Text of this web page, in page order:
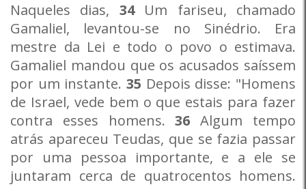
Naqueles dias, 34Um fariseu, chamado
Gamaliel, levantou-se no Sinédrio. Era
mestre da Lei e todo o povo o estimava.
Gamaliel mandou que os acusados saíssem
por um instante. 35 Depois disse: "Homens
de Israel, vede bem o que estais para fazer
contra esses homens.36 Algum tempo
atrás apareceu Teudas, que se fazia passar
por uma pessoa importante, e a ele se
juntaram cerca de quatrocentos homens.